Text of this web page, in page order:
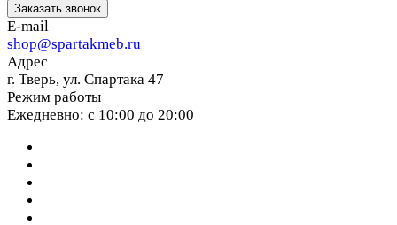
Заказать звонок
E-mail
shop@spartakmeb.ru
Адрес
г. Тверь, ул. Спартака 47
Режим работы
Ежедневно: с 10:00 до 20:00